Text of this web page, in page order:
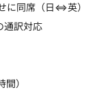
に同席（日⇔英）
通訳対応
）